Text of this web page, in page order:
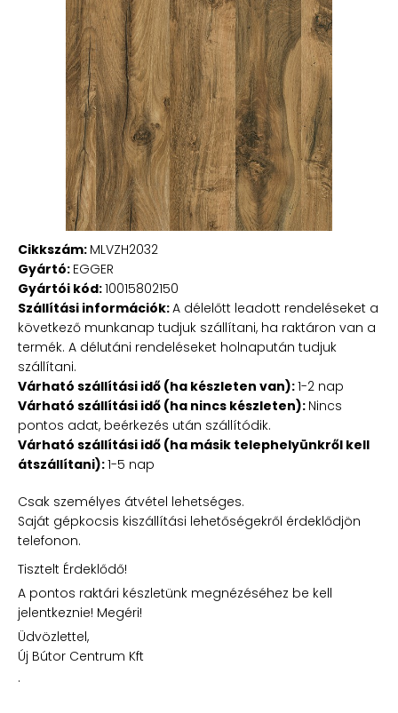
Cikkszám: MLVZH2032
Gyártó: EGGER
Gyártói kód:10015802150
Szállítási információk:A délelőtt leadott rendeléseket a
következő munkanap tudjuk szállítani, ha raktáron van a
termék. A délutáni rendeléseket holnapután tudjuk
szállítani.
Várható szállítási idő (ha készleten van):1-2 nap
Várható szállítási idő (ha nincs készleten): Nincs
pontos adat, beérkezés után szállítódik.
Várható szállítási idő (ha másik telephelyünkről kell
átszállítani):1-5 nap
Csak személyes átvétel lehetséges.
Saját gépkocsis kiszállítási lehetőségekről érdeklődjön
telefonon.
Tisztelt Érdeklődő!
A pontos raktári készletünk megnézéséhez be kell
jelentkeznie! Megéri!
Üdvözlettel,
Új Bútor Centrum Kft
.